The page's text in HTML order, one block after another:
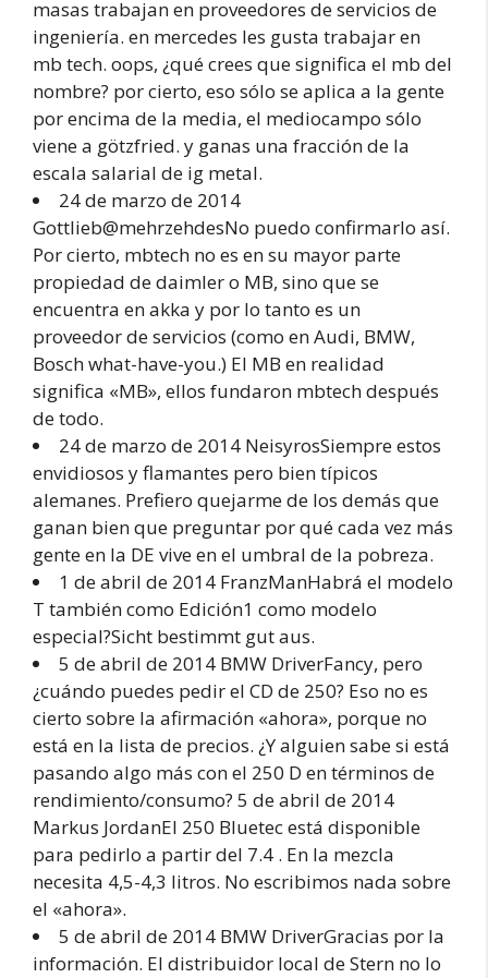
masas trabajan en proveedores de servicios de
ingeniería. en mercedes les gusta trabajar en
mb tech. oops, ¿qué crees que significa el mb del
nombre? por cierto, eso sólo se aplica a la gente
por encima de la media, el mediocampo sólo
viene a götzfried. y ganas una fracción de la
escala salarial de ig metal.
24 de marzo de 2014
Gottlieb@mehrzehdesNo puedo confirmarlo así.
Por cierto, mbtech no es en su mayor parte
propiedad de daimler o MB, sino que se
encuentra en akka y por lo tanto es un
proveedor de servicios (como en Audi, BMW,
Bosch what-have-you.) El MB en realidad
significa «MB», ellos fundaron mbtech después
de todo.
24 de marzo de 2014 NeisyrosSiempre estos
envidiosos y flamantes pero bien típicos
alemanes. Prefiero quejarme de los demás que
ganan bien que preguntar por qué cada vez más
gente en la DE vive en el umbral de la pobreza.
1 de abril de 2014 FranzManHabrá el modelo
T también como Edición1 como modelo
especial?Sicht bestimmt gut aus.
5 de abril de 2014 BMW DriverFancy, pero
¿cuándo puedes pedir el CD de 250? Eso no es
cierto sobre la afirmación «ahora», porque no
está en la lista de precios. ¿Y alguien sabe si está
pasando algo más con el 250 D en términos de
rendimiento/consumo? 5 de abril de 2014
Markus JordanEl 250 Bluetec está disponible
para pedirlo a partir del 7.4 . En la mezcla
necesita 4,5-4,3 litros. No escribimos nada sobre
el «ahora».
5 de abril de 2014 BMW DriverGracias por la
información. El distribuidor local de Stern no lo